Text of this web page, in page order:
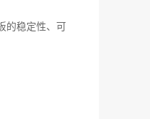
的稳定性、可